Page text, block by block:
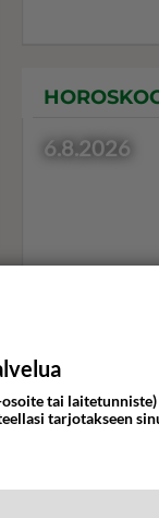
6.8.2026
Valitse oma
KASARI
tai laitetunniste)
tarjotakseen